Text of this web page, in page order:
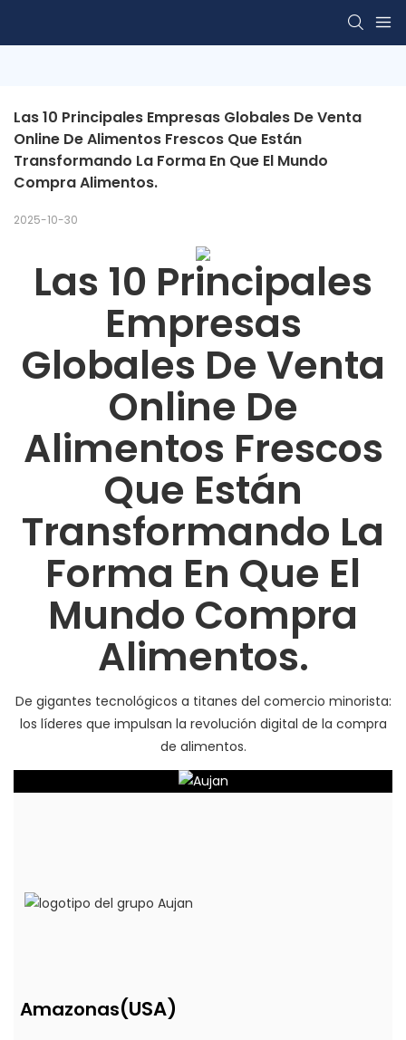
Las 10 Principales Empresas Globales De Venta
Online De Alimentos Frescos Que Están
Transformando La Forma En Que El Mundo
Compra Alimentos.
2025-10-30
Las 10 Principales
Empresas
Globales De Venta
Online De
Alimentos Frescos
Que Están
Transformando La
Forma En Que El
Mundo Compra
Alimentos.
De gigantes tecnológicos a titanes del comercio minorista:
los líderes que impulsan la revolución digital de la compra
de alimentos.
Amazonas(USA)